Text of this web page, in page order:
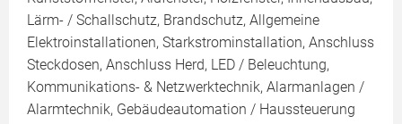
Lärm- / Schallschutz, Brandschutz, Allgemeine
Elektroinstallationen, Starkstrominstallation, Anschluss
Steckdosen, Anschluss Herd, LED / Beleuchtung,
Kommunikations- & Netzwerktechnik, Alarmanlagen /
Alarmtechnik, Gebäudeautomation / Haussteuerung